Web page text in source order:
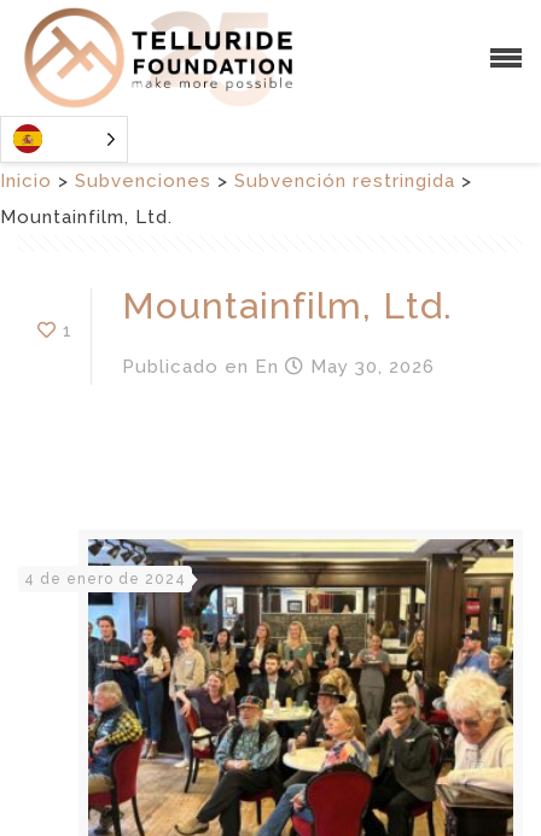
Inicio > Subvenciones > Subvención restringida >
Mountainfilm, Ltd.
1
Mountainfilm, Ltd.
Publicado en En May 30, 2026
4 de enero de 2024